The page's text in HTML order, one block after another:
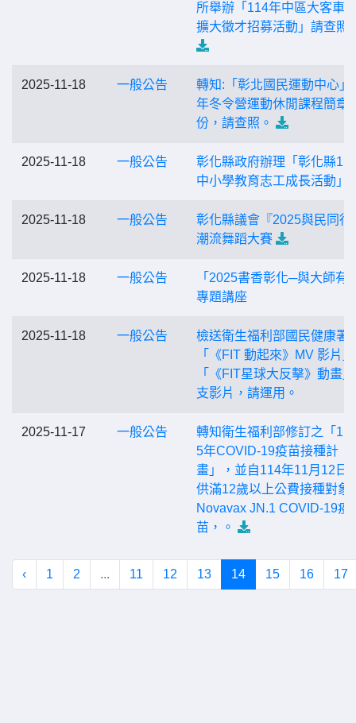
所舉辦「114年中區大客車
擴大徵才招募活動」請查照
2025-11-18 一般公告
轉知:「彰北國民運動中心」
年冬令營運動休閒課程簡章1
份，請查照。
2025-11-18 一般公告
彰化縣政府辦理「彰化縣
中小學教育志工成長活動」
2025-11-18 一般公告
彰化縣議會『2025與民同行
潮流舞蹈大賽
2025-11-18 一般公告
「2025書香彰化─與大師有
專題講座
2025-11-18 一般公告
檢送衛生福利部國民健康署
「《FIT 動起來》MV 影片
「《FIT星球大反擊》動畫
支影片，請運用。
2025-11-17 一般公告
轉知衛生福利部修訂之「
5年COVID-19疫苗接種計
畫」，並自114年11月12日
供滿12歲以上公費接種對象
Novavax JN.1 COVID-19疫
苗，。
‹ 1 2 ... 11 12 13 14 15 16 17